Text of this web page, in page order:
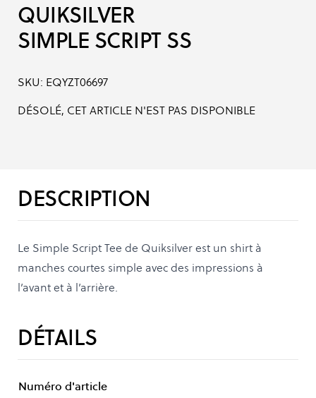
QUIKSILVER
SIMPLE SCRIPT SS
SKU: EQYZT06697
DÉSOLÉ, CET ARTICLE N'EST PAS DISPONIBLE
DESCRIPTION
Le Simple Script Tee de Quiksilver est un shirt à
manches courtes simple avec des impressions à
l’avant et à l’arrière.
DÉTAILS
Numéro d'article